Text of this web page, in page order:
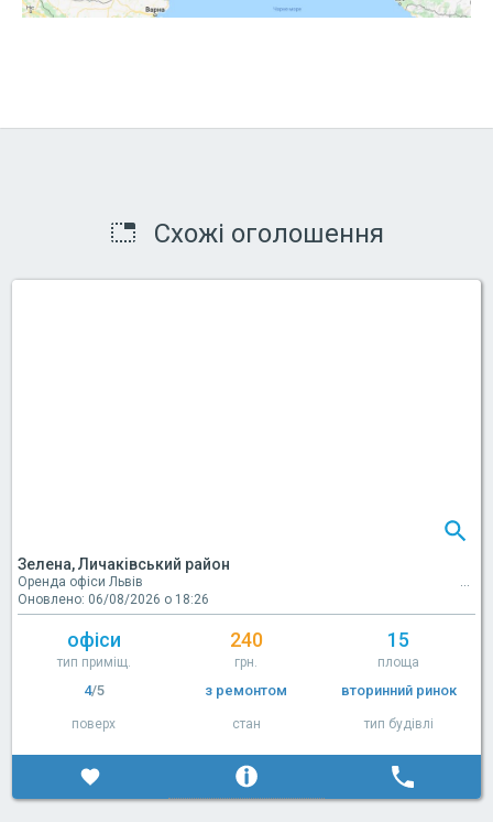
Схожі оголошення
Зелена, Личаківський район
Оренда офіси Львів
Оновлено: 06/08/2026 о 18:26
офіси
тип приміщ.
240
грн.
15
площа
4/5
поверх
з ремонтом
стан
вторинний ринок
тип будівлі